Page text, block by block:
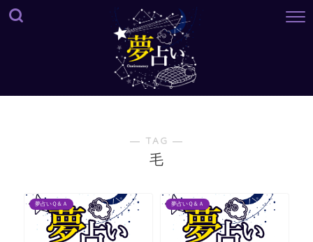
― TAG ―
毛
夢占いＱ＆Ａ 夢占いＱ＆Ａ